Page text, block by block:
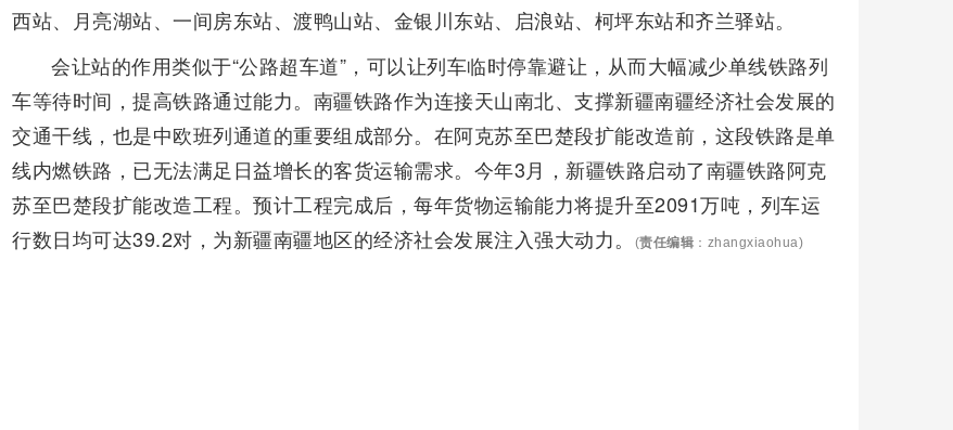
西站、月亮湖站、一间房东站、渡鸭山站、金银川东站、启浪站、柯坪东站和齐兰驿站。
会让站的作用类似于“公路超车道”，可以让列车临时停靠避让，从而大幅减少单线铁路列
车等待时间，提高铁路通过能力。南疆铁路作为连接天山南北、支撑新疆南疆经济社会发展的
交通干线，也是中欧班列通道的重要组成部分。在阿克苏至巴楚段扩能改造前，这段铁路是单
线内燃铁路，已无法满足日益增长的客货运输需求。今年3月，新疆铁路启动了南疆铁路阿克
苏至巴楚段扩能改造工程。预计工程完成后，每年货物运输能力将提升至2091万吨，列车运
行数日均可达39.2对，为新疆南疆地区的经济社会发展注入强大动力。
(责任编辑 ：zhangxiaohua)